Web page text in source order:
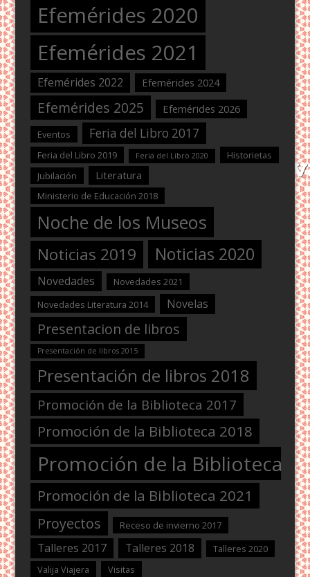
Efemérides 2020
Efemérides 2021
Efemérides 2022 Efemérides 2024
Efemérides 2025 Efemérides 2026
Eventos Feria del Libro 2017
Feria del Libro 2019 Feria del Libro 2020
Historietas
Jubilación
Literatura
Ministerio de Educación 2018
Noche de los Museos
Noticias 2019 Noticias 2020
Novedades
Novedades 2021
Novedades Literatura 2014
Novelas
Presentacion de libros
Presentación de libros 2015
Presentación de libros 2018
Promoción de la Biblioteca 2017
Promoción de la Biblioteca 2018
Promoción de la Biblioteca
Promoción de la Biblioteca 2021
Proyectos Receso de invierno 2017
Talleres 2017 Talleres 2018
Talleres 2020
Valija Viajera
Visitas